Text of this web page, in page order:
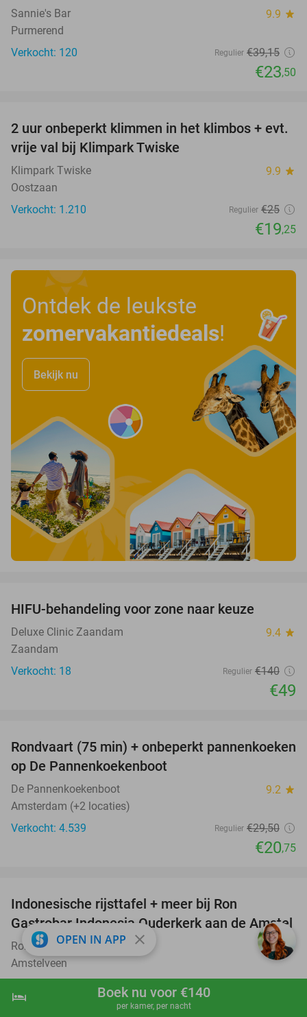
shopping_cart Boek nu
hotel Boek nu voor €140
per kamer, per nacht
Sannie's Bar 9.9 star
Purmerend
Verkocht: 120
Regulier €39,15
€23,50
23%
2 uur onbeperkt klimmen in het klimbos + evt.
vrije val bij Klimpark Twiske
Klimpark Twiske 9.9 star
Oostzaan
Verkocht: 1.210
Regulier €25
€19,25
Ontdek de leukste
zomervakantiedeals!
Bekijk nu
HIFU-behandeling voor zone naar keuze
Deluxe Clinic Zaandam 9.4 star
Zaandam
Verkocht: 18
Regulier €140
€49
30%
Rondvaart (75 min) + onbeperkt pannenkoeken
op De Pannenkoekenboot
De Pannenkoekenboot 9.2 star
Amsterdam (+2 locaties)
Verkocht: 4.539
Regulier €29,50
€20,75
Indonesische rijsttafel + meer bij Ron
Gastrobar Indonesia Ouderkerk aan de Amstel
Ron Gastrobar Indonesia 9.7star
Amstelveen
OPEN IN APP close